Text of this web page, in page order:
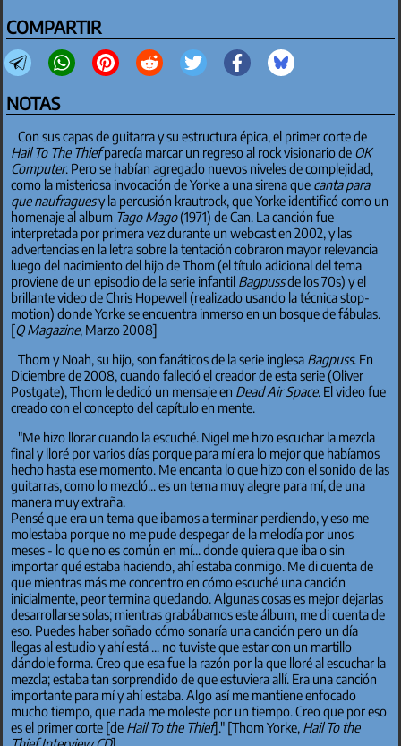
COMPARTIR
NOTAS
Con sus capas de guitarra y su estructura épica, el primer corte de
Hail To The Thiefparecía marcar un regreso al rock visionario de OK
Computer. Pero se habían agregado nuevos niveles de complejidad,
como la misteriosa invocación de Yorke a una sirena que canta para
que naufraguesy la percusión krautrock, que Yorke identificó como un
homenaje al album Tago Mago(1971) de Can. La canción fue
interpretada por primera vez durante un webcast en 2002, y las
advertencias en la letra sobre la tentación cobraron mayor relevancia
luego del nacimiento del hijo de Thom (el título adicional del tema
proviene de un episodio de la serie infantil Bagpussde los 70s) y el
brillante video de Chris Hopewell (realizado usando la técnica stop-
motion) donde Yorke se encuentra inmerso en un bosque de fábulas.
[Q Magazine, Marzo 2008]
Thom y Noah, su hijo, son fanáticos de la serie inglesa Bagpuss. En
Diciembre de 2008, cuando falleció el creador de esta serie (Oliver
Postgate), Thom le dedicó un mensaje en Dead Air Space. El video fue
creado con el concepto del capítulo en mente.
"Me hizo llorar cuando la escuché. Nigel me hizo escuchar la mezcla
final y lloré por varios días porque para mí era lo mejor que habíamos
hecho hasta ese momento. Me encanta lo que hizo con el sonido de las
guitarras, como lo mezcló... es un tema muy alegre para mí, de una
manera muy extraña.
Pensé que era un tema que ibamos a terminar perdiendo, y eso me
molestaba porque no me pude despegar de la melodía por unos
meses - lo que no es común en mí... donde quiera que iba o sin
importar qué estaba haciendo, ahí estaba conmigo. Me di cuenta de
que mientras más me concentro en cómo escuché una canción
inicialmente, peor termina quedando. Algunas cosas es mejor dejarlas
desarrollarse solas; mientras grabábamos este álbum, me di cuenta de
eso. Puedes haber soñado cómo sonaría una canción pero un día
llegas al estudio y ahí está ... no tuviste que estar con un martillo
dándole forma. Creo que esa fue la razón por la que lloré al escuchar la
mezcla; estaba tan sorprendido de que estuviera allí. Era una canción
importante para mí y ahí estaba. Algo así me mantiene enfocado
mucho tiempo, que nada me moleste por un tiempo. Creo que por eso
es el primer corte [de Hail To the Thief]." [Thom Yorke, Hail To the